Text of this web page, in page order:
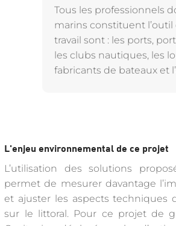
Tous les professionnels
marins constituent l’outil
travail sont : les ports,
les clubs nautiques, les
fabricants de bateaux et
L'enjeu environnemental de ce projet
L’utilisation des solutions
permet de mesurer davantage
et ajuster les aspects techniques
sur le littoral. Pour ce projet de